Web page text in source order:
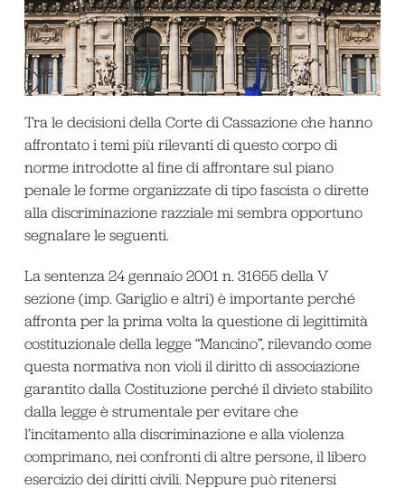
Tra le decisioni della Corte di Cassazione che hanno
affrontato i temi più rilevanti di questo corpo di
norme introdotte al fine di affrontare sul piano
penale le forme organizzate di tipo fascista o dirette
alla discriminazione razziale mi sembra opportuno
segnalare le seguenti.
La sentenza 24 gennaio 2001 n. 31655 della V
sezione (imp. Gariglio e altri) è importante perché
affronta per la prima volta la questione di legittimità
costituzionale della legge “Mancino”, rilevando come
questa normativa non violi il diritto di associazione
garantito dalla Costituzione perché il divieto stabilito
dalla legge è strumentale per evitare che
l’incitamento alla discriminazione e alla violenza
comprimano, nei confronti di altre persone, il libero
esercizio dei diritti civili. Neppure può ritenersi